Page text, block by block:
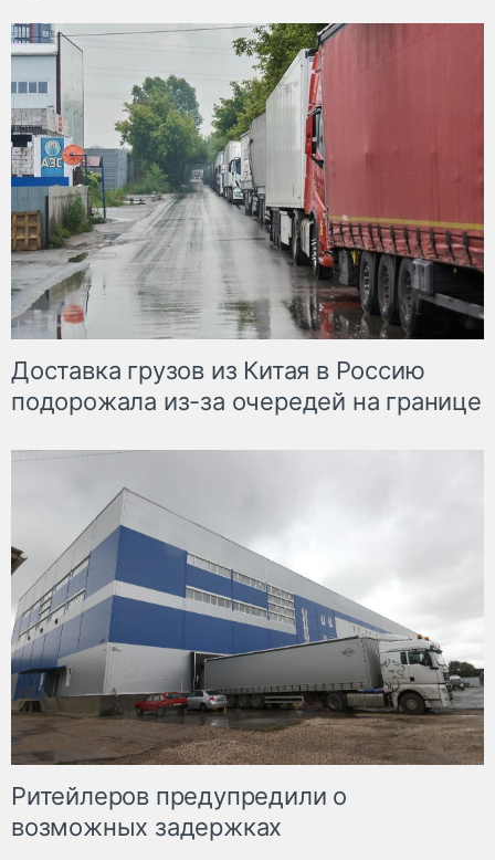
Доставка грузов из Китая в Россию
подорожала из-за очередей на границе
Ритейлеров предупредили о
возможных задержках